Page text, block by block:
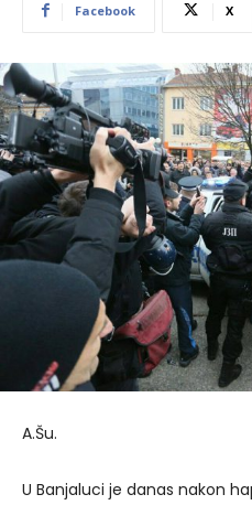
Facebook X
A.Šu.
U Banjaluci je danas nakon